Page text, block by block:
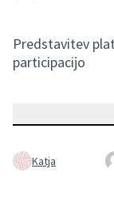
Predstavitev
participacijo
Katja